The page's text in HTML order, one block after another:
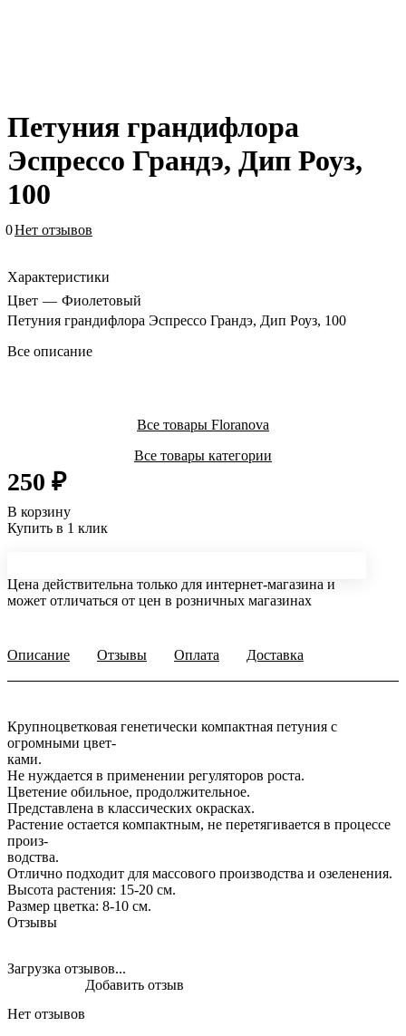
Петуния грандифлора
Эспрессо Грандэ, Дип Роуз,
100
0Нет отзывов
Характеристики
Цвет — Фиолетовый
Петуния грандифлора Эспрессо Грандэ, Дип Роуз, 100
Все описание
Все товары Floranova
Все товары категории
250 ₽
В корзину
Купить в 1 клик
Цена действительна только для интернет-магазина и
может отличаться от цен в розничных магазинах
Описание Отзывы Оплата Доставка
Крупноцветковая генетически компактная петуния с
огромными цвет-
ками.
Не нуждается в применении регуляторов роста.
Цветение обильное, продолжительное.
Представлена в классических окрасках.
Растение остается компактным, не перетягивается в процессе
произ-
водства.
Отлично подходит для массового производства и озеленения.
Высота растения: 15-20 см.
Размер цветка: 8-10 см.
Отзывы
Загрузка отзывов...
Нет отзывов
Добавить отзыв